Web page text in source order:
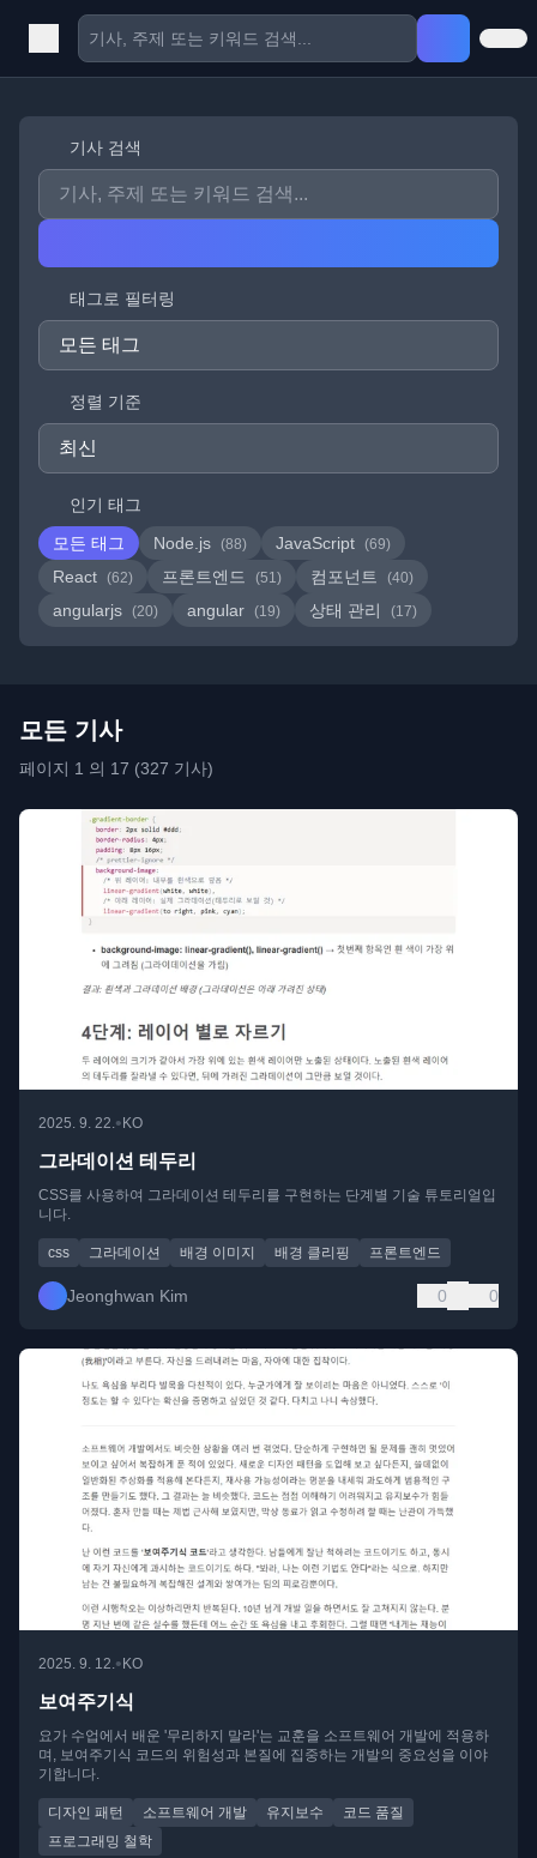
기사 검색
태그로 필터링
정렬 기준
인기 태그
모든 태그
Node.js (88) JavaScript (69)
React (62) 프론트엔드 (51) 컴포넌트 (40)
angularjs (20) angular (19) 상태 관리 (17)
모든 기사
페이지 1 의 17 (327 기사)
2025. 9. 22.• KO
그라데이션 테두리
CSS를 사용하여 그라데이션 테두리를 구현하는 단계별 기술 튜토리얼입
니다.
css 그라데이션 배경 이미지 배경 클리핑 프론트엔드
Jeonghwan Kim 0 0
2025. 9. 12. •KO
보여주기식
요가 수업에서 배운 '무리하지 말라'는 교훈을 소프트웨어 개발에 적용하
며, 보여주기식 코드의 위험성과 본질에 집중하는 개발의 중요성을 이야
기합니다.
디자인 패턴 소프트웨어 개발 유지보수
코드 품질
프로그래밍 철학